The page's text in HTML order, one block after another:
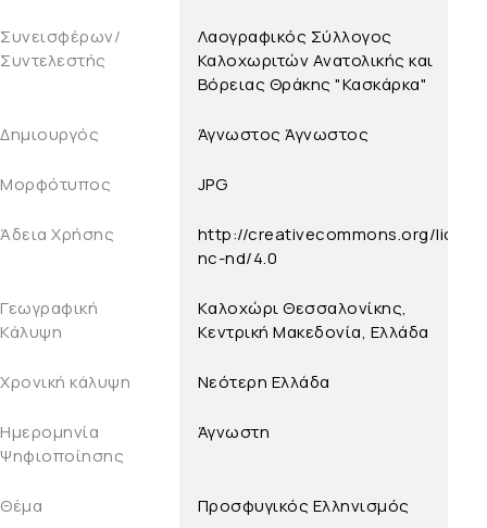
Συνεισφέρων/
Συντελεστής
Λαογραφικός Σύλλογος
Καλοχωριτών Ανατολικής και
Βόρειας Θράκης "Κασκάρκα"
Δημιουργός Άγνωστος Άγνωστος
Μορφότυπος JPG
Άδεια Χρήσης
http://creativecommons.org/
nc-nd/4.0
Γεωγραφική
Κάλυψη
Kαλοχώρι Θεσσαλονίκης,
Κεντρική Μακεδονία, Ελλάδα
Χρονική κάλυψη Νεότερη Ελλάδα
Ημερομηνία
Ψηφιοποίησης
Άγνωστη
Θέμα Προσφυγικός Ελληνισμός